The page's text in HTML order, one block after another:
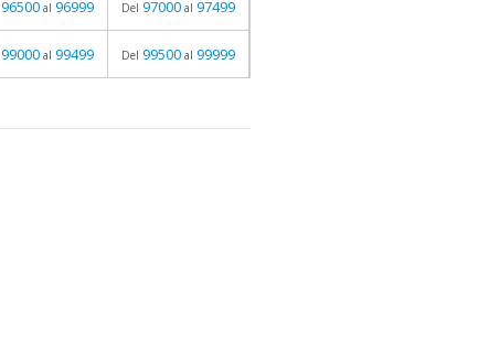
96500 al 96999 Del 97000 al 97499
99000 al 99499 Del 99500 al 99999